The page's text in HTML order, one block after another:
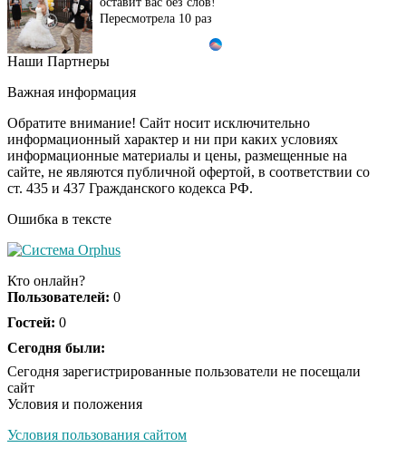
Пересмотрела 10 раз
Ролик длится пару
шоке от увиденного
i
Ролик из Омска: вы
будете смеяться долго
Ржу не переставая, это
Скрытая камера на
люди вытворяют, когда
Ролик длится
Наши Партнеры
Важная информация
Обратите внимание! Сайт носит исключительно
информационный характер и ни при каких условиях
информационные материалы и цены, размещенные на
сайте, не являются публичной офертой, в соответствии со
ст. 435 и 437 Гражданского кодекса РФ.
Ошибка в тексте
Кто онлайн?
Пользователей: 0
Гостей: 0
Сегодня были:
Сегодня зарегистрированные пользователи не посещали
сайт
Условия и положения
Условия пользования сайтом